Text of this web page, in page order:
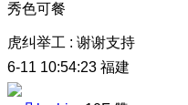
秀色可餐
虎纠举工 : 谢谢支持
6-11 10:54:23 福建